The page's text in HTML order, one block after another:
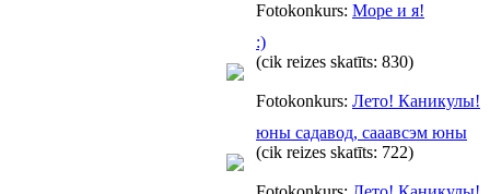
Fotokonkurs: Море и я!
:)
(cik reizes skatīts: 830)
Fotokonkurs: Лето! Каникулы!
юны садавод, сааавсэм юны
(cik reizes skatīts: 722)